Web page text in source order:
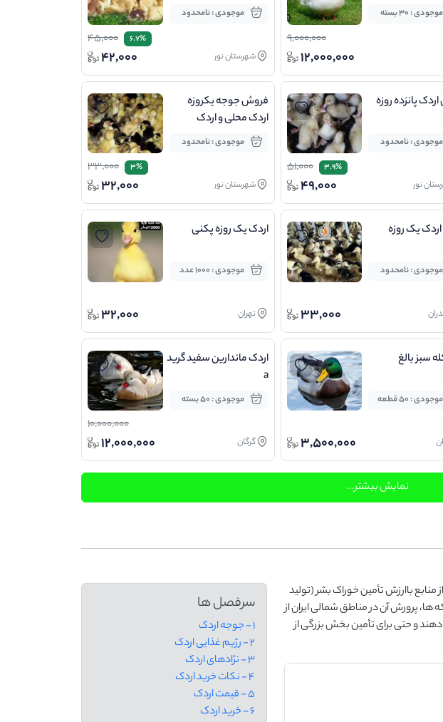
موجودی : 30 بسته
9,000,000
12,000,000
موجودی : نامحدود
6.7%
45,000
شهرستان نور 42,000
پانزده روزه
موجودی : نامحدود
3.9%
51,000
نور 49,000
فروش جوجه یکروزه
اردک محلی و اردک
ورامینیموجودی : نامحدود
3%
33,000
شهرستان نور 32,000
یک روزه
موجودی : نامحدود
33,000
اردک یک روزه پکنی
موجودی : 1000 عدد
تهران 32,000
سبز بالغ
موجودی : 50 قطعه
3,500,000
اردک ماندارین سفید گرید
a
موجودی : 50 بسته
10,000,000
گرگان 12,000,000
نمایش بیشتر...
باارزش تأمین خوراک بشر (تولید
ها، پرورش آن در مناطق شمالی ایران از
و حتی برای تأمین بخش بزرگی از
سرفصل ها
1 - جوجه اردک
2 - رژیم غذایی اردک
3 - نژادهای اردک
4 - نکات خرید اردک
5 - قیمت اردک
6 - خرید اردک